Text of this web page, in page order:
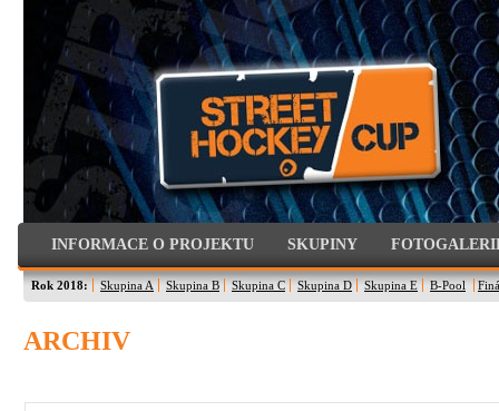
INFORMACE O PROJEKTU SKUPINY
Rok 2018: Skupina A Skupina B Skupina C Skupina D Skupina E B-Pool
ARCHIV